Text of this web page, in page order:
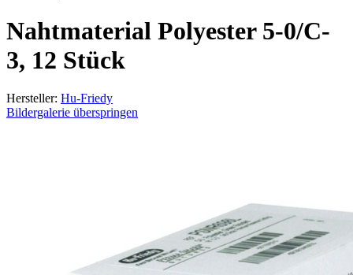
Nahtmaterial Polyester 5-0/C-
3, 12 Stück
Hersteller: Hu-Friedy
Bildergalerie überspringen